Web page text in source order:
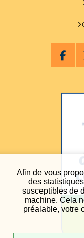
Afin de vous
des
susceptibles de
machine. Cela
préalable, votre